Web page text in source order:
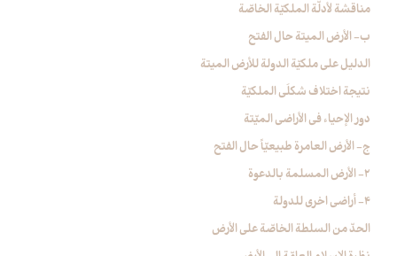
مناقشة لأدلّة الملكيّة الخاصّة
ب- الأرض الميتة حال الفتح
الدليل على ملكيّة الدولة للأرض الميتة
نتيجة اختلاف شكلَي الملكيّة
دور الإحياء في الأراضي الميّتة
ج- الأرض العامرة طبيعيّاً حال الفتح
2- الأرض المسلمة بالدعوة
4- أراضي اخرى للدولة
الحدّ من السلطة الخاصّة على الأرض